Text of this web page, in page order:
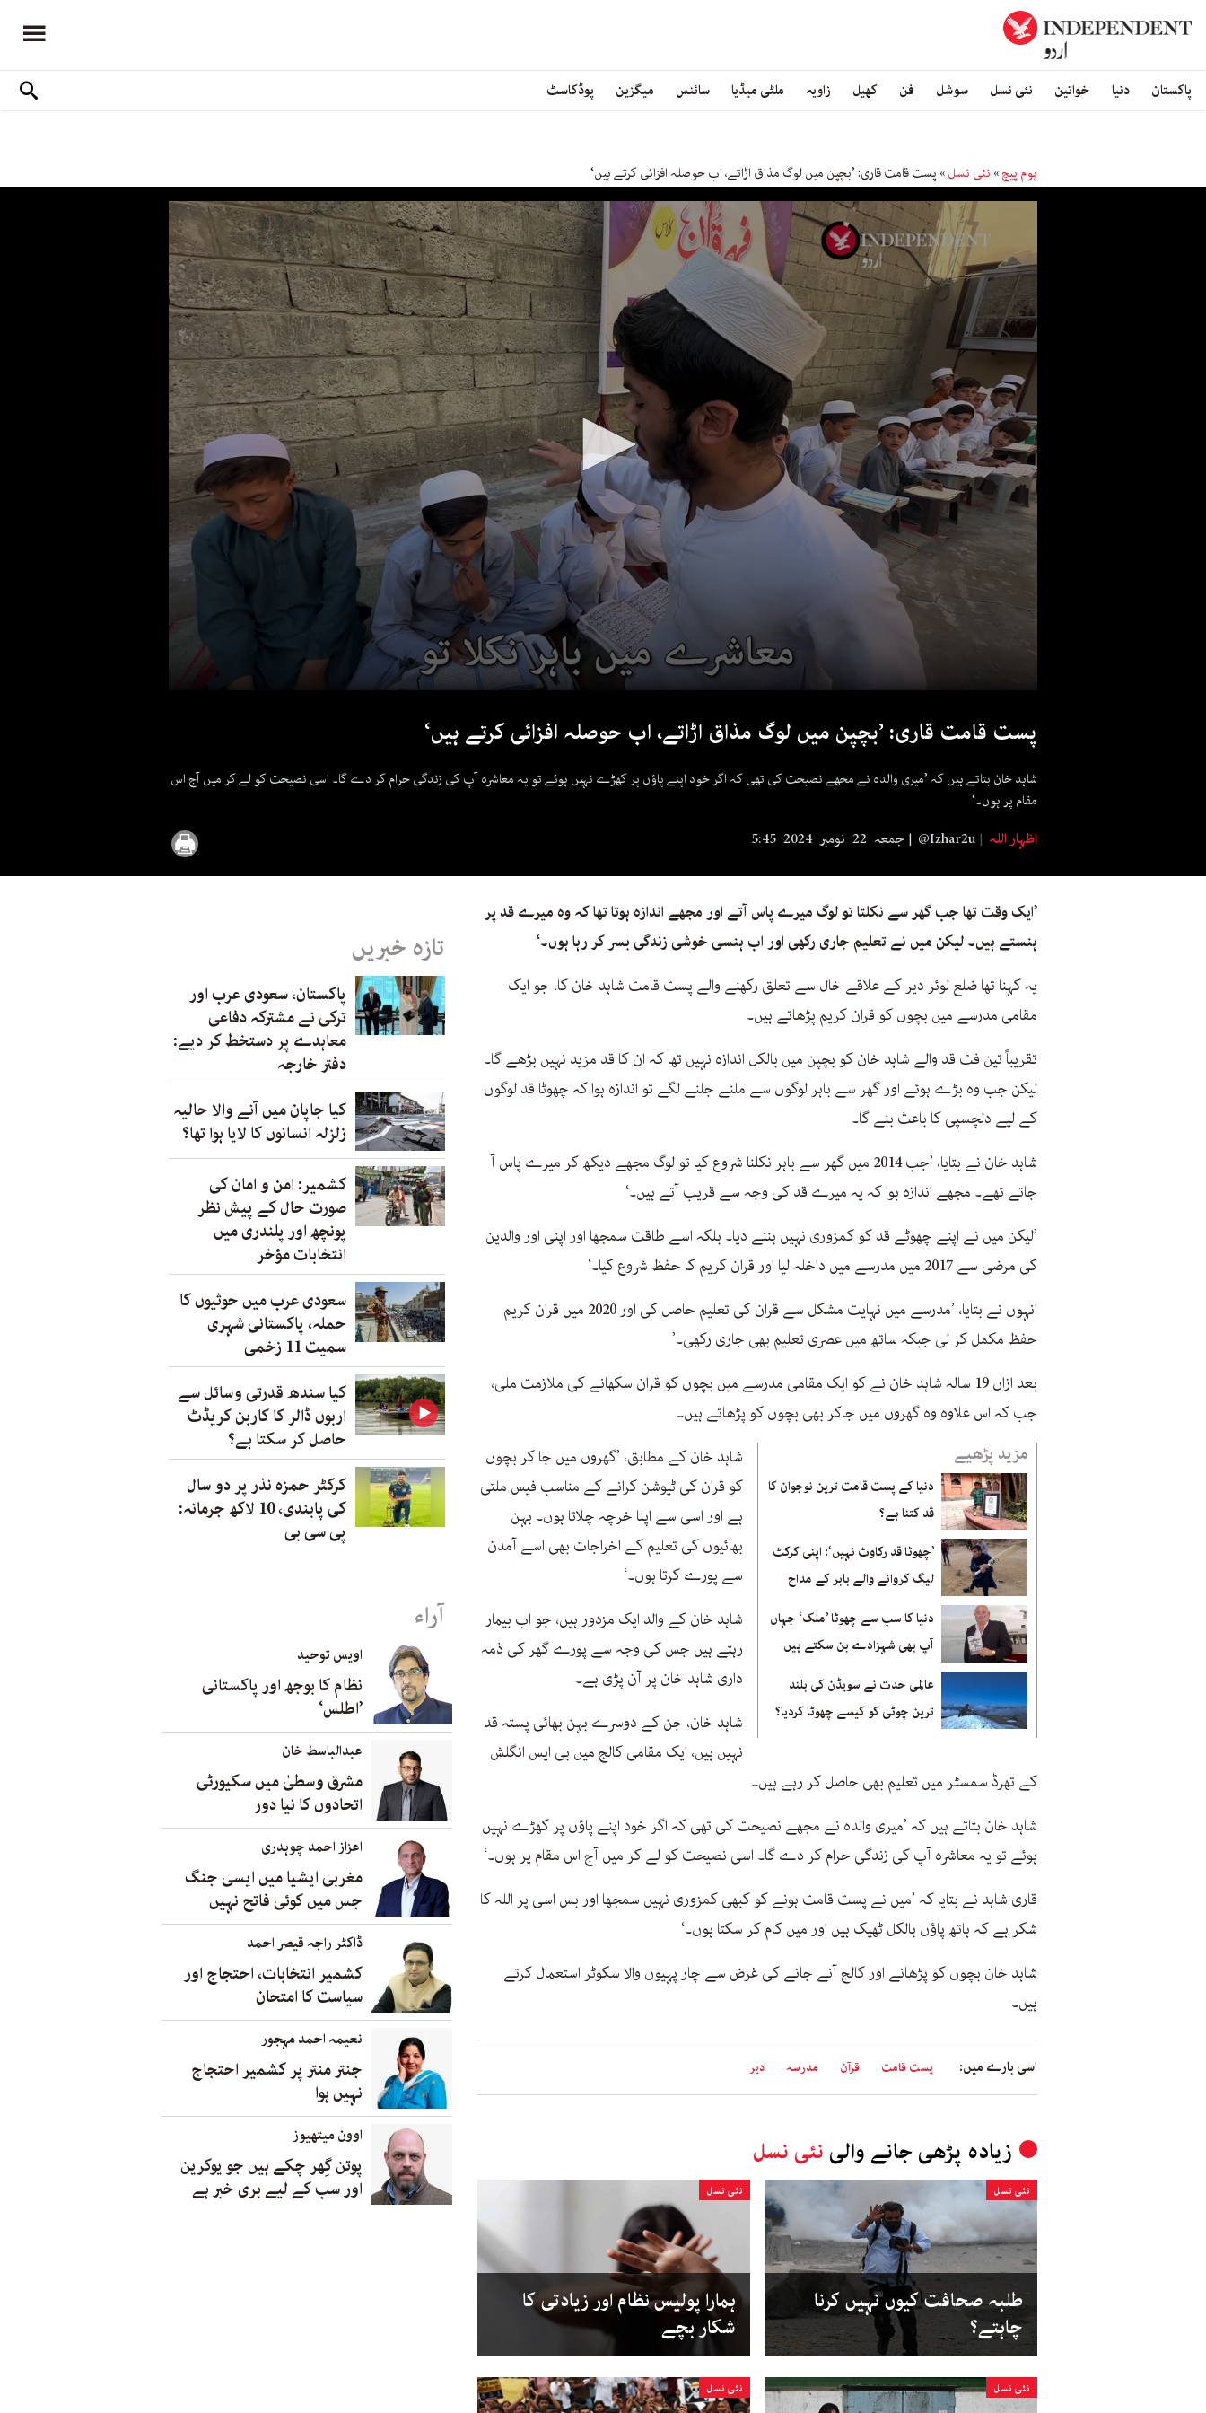
پاکستان دنیا خواتین نئی نسل سوشل فن کھیل زاویہ ملٹی میڈیا سائنس میگزین پوڈکاسٹ
ہوم پیچ» نئی نسل» پست قامت قاری: ’بچپن میں لوگ مذاق اڑاتے، اب حوصلہ افزائی کرتے ہیں‘
seconds Volume
پست قامت قاری: ’بچپن میں لوگ مذاق اڑاتے، اب حوصلہ افزائی کرتے ہیں‘
شاہد خان بتاتے ہیں کہ ’میری والدہ نے مجھے نصیحت کی تھی کہ اگر خود اپنے پاؤں پر کھڑے نہیں ہوئے تو یہ معاشرہ آپ کی زندگی حرام کر دے گا۔ اسی نصیحت کو لے کر میں آج اس
مقام پر ہوں۔‘
اظہار اللہ @Izhar2u جمعہ 22 نومبر 2024 5:45
’ایک وقت تھا جب گھر سے نکلتا تو لوگ میرے پاس آتے اور مجھے اندازہ ہوتا تھا کہ وہ میرے قد پر
ہنستے ہیں۔ لیکن میں نے تعلیم جاری رکھی اور اب ہنسی خوشی زندگی بسر کر رہا ہوں۔‘
یہ کہنا تھا ضلع لوئر دیر کے علاقے خال سے تعلق رکھنے والے پست قامت شاہد خان کا، جو ایک
مقامی مدرسے میں بچوں کو قران کریم پڑھاتے ہیں۔
تقریباً تین فٹ قد والے شاہد خان کو بچپن میں بالکل اندازہ نہیں تھا کہ ان کا قد مزید نہیں بڑھے گا۔
لیکن جب وہ بڑے ہوئے اور گھر سے باہر لوگوں سے ملنے جلنے لگے تو اندازہ ہوا کہ چھوٹا قد لوگوں
کے لیے دلچسپی کا باعث بنے گا۔
شاہد خان نے بتایا، ’جب 2014 میں گھر سے باہر نکلنا شروع کیا تو لوگ مجھے دیکھ کر میرے پاس آ
جاتے تھے۔ مجھے اندازہ ہوا کہ یہ میرے قد کی وجہ سے قریب آتے ہیں۔‘
’لیکن میں نے اپنے چھوٹے قد کو کمزوری نہیں بننے دیا۔ بلکہ اسے طاقت سمجھا اور اپنی اور والدین
کی مرضی سے 2017 میں مدرسے میں داخلہ لیا اور قران کریم کا حفظ شروع کیا۔‘
انہوں نے بتایا، ’مدرسے میں نہایت مشکل سے قران کی تعلیم حاصل کی اور 2020 میں قران کریم
حفظ مکمل کر لی جبکہ ساتھ میں عصری تعلیم بھی جاری رکھی۔’
بعد ازاں 19 سالہ شاہد خان نے کو ایک مقامی مدرسے میں بچوں کو قران سکھانے کی ملازمت ملی،
جب کہ اس علاوہ وہ گھروں میں جاکر بھی بچوں کو پڑھاتے ہیں۔
مزید پڑھیے
دنیا کے پست قامت ترین نوجوان کا
قد کتنا ہے؟
’چھوٹا قد رکاوٹ نہیں‘: اپنی کرکٹ
لیگ کروانے والے بابر کے مداح
دنیا کا سب سے چھوٹا ’ملک‘ جہاں
آپ بھی شہزادے بن سکتے ہیں
عالمی حدت نے سویڈن کی بلند
ترین چوٹی کو کیسے چھوٹا کردیا؟
شاہد خان کے مطابق، ’گھروں میں جا کر بچوں
کو قران کی ٹیوشن کرانے کے مناسب فیس ملتی
ہے اور اسی سے اپنا خرچہ چلاتا ہوں۔ بہن
بھائیوں کی تعلیم کے اخراجات بھی اسے آمدن
سے پورے کرتا ہوں۔‘
شاہد خان کے والد ایک مزدور ہیں، جو اب بیمار
رہتے ہیں جس کی وجہ سے پورے گھر کی ذمہ
داری شاہد خان پر آن پڑی ہے۔
شاہد خان، جن کے دوسرے بہن بھائی پستہ قد
نہیں ہیں، ایک مقامی کالج میں بی ایس انگلش
کے تھرڈ سمسٹر میں تعلیم بھی حاصل کر رہے ہیں۔
شاہد خان بتاتے ہیں کہ ’میری والدہ نے مجھے نصیحت کی تھی کہ اگر خود اپنے پاؤں پر کھڑے نہیں
ہوئے تو یہ معاشرہ آپ کی زندگی حرام کر دے گا۔ اسی نصیحت کو لے کر میں آج اس مقام پر ہوں۔‘
قاری شاہد نے بتایا کہ ’میں نے پست قامت ہونے کو کبھی کمزوری نہیں سمجھا اور بس اسی پر اللہ کا
شکر ہے کہ ہاتھ پاؤں بالکل ٹھیک ہیں اور میں کام کر سکتا ہوں۔‘
شاہد خان بچوں کو پڑھانے اور کالج آنے جانے کی غرض سے چار پہیوں والا سکوٹر استعمال کرتے
ہیں۔
اسی بارے میں: پست قامت قرآن مدرسہ دیر
زیادہ پڑھی جانے والی نئی نسل
نئی نسل
طلبہ صحافت کیوں نہیں کرنا
چاہتے؟
نئی نسل
ہمارا پولیس نظام اور زیادتی کا
شکار بچے
نئی نسل نئی نسل
تازہ خبریں
پاکستان، سعودی عرب اور
ترکی نے مشترکہ دفاعی
معاہدے پر دستخط کر دیے:
دفتر خارجہ
کیا جاپان میں آنے والا حالیہ
زلزلہ انسانوں کا لایا ہوا تھا؟
کشمیر: امن و امان کی
صورت حال کے پیش نظر
پونچھ اور پلندری میں
انتخابات مؤخر
سعودی عرب میں حوثیوں کا
حملہ، پاکستانی شہری
سمیت 11 زخمی
کیا سندھ قدرتی وسائل سے
اربوں ڈالر کا کاربن کریڈٹ
حاصل کر سکتا ہے؟
کرکٹر حمزہ نذر پر دو سال
کی پابندی، 10 لاکھ جرمانہ:
پی سی بی
آراء
اویس توحید
نظام کا بوجھ اور پاکستانی
’اطلس‘
عبدالباسط خان
مشرق وسطیٰ میں سکیورٹی
اتحادوں کا نیا دور
اعزاز احمد چوہدری
مغربی ایشیا میں ایسی جنگ
جس میں کوئی فاتح نہیں
ڈاکٹر راجہ قیصر احمد
کشمیر انتخابات، احتجاج اور
سیاست کا امتحان
نعیمہ احمد مہجور
جنتر منتر پر کشمیر احتجاج
نہیں ہوا
اوون میتھیوز
پوتن گِھر چکے ہیں جو یوکرین
اور سب کے لیے بری خبر ہے